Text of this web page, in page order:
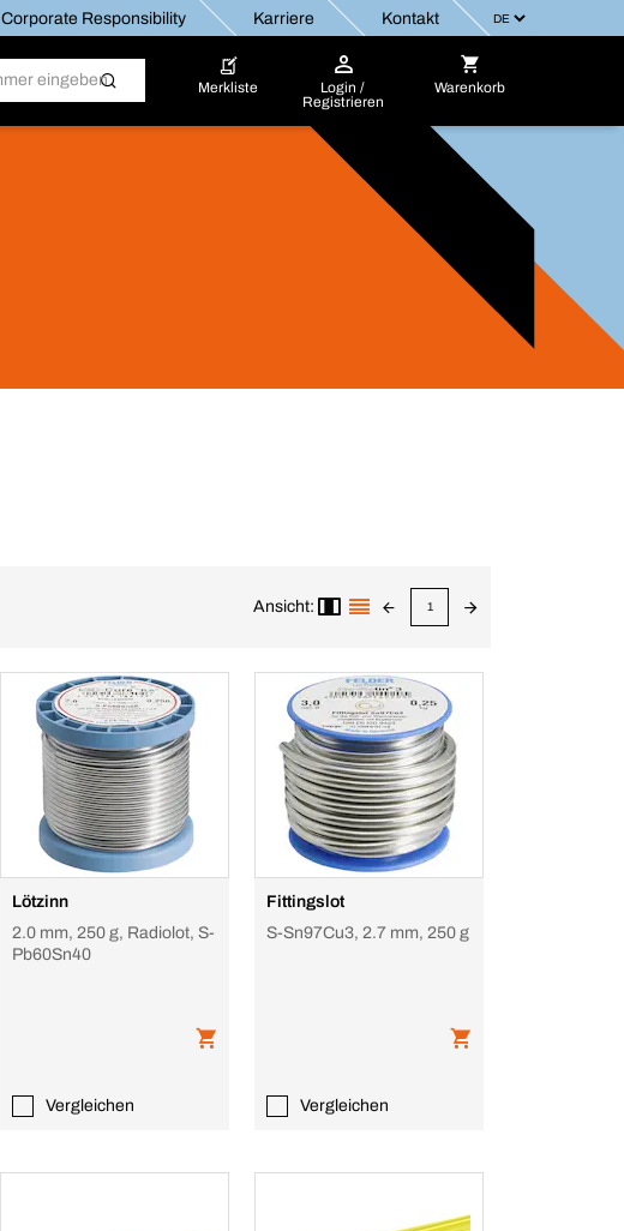
Corporate Responsibility Karriere Kontakt
Merkliste
Login /
Registrieren
Warenkorb
Ansicht: 1
Lötzinn
2.0 mm, 250 g, Radiolot, S-
Pb60Sn40
Vergleichen
Fittingslot
S-Sn97Cu3, 2.7 mm, 250 g
Vergleichen